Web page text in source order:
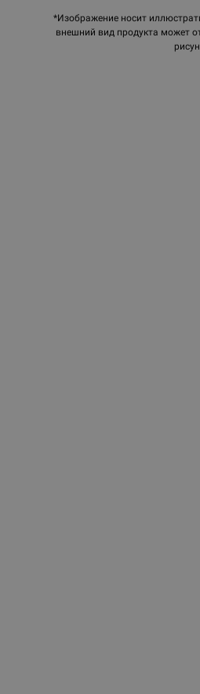
*Изображение носит
внешний вид продукта может